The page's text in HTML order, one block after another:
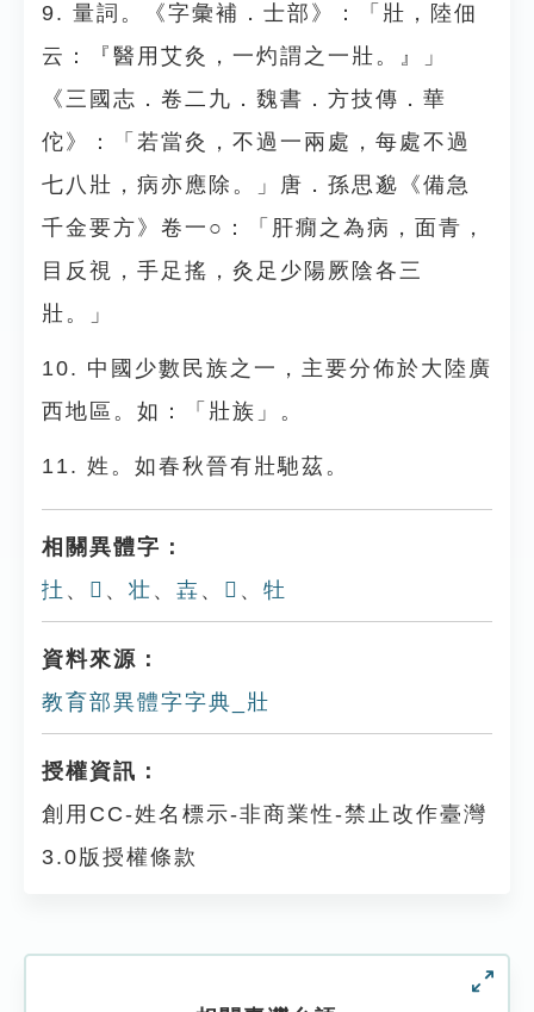
9. 量詞。《字彙補．士部》：「壯，陸佃
云：『醫用艾灸，一灼謂之一壯。』」
《三國志．卷二九．魏書．方技傳．華
佗》：「若當灸，不過一兩處，每處不過
七八壯，病亦應除。」唐．孫思邈《備急
千金要方》卷一○：「肝癇之為病，面青，
目反視，手足搖，灸足少陽厥陰各三
壯。」
10. 中國少數民族之一，主要分佈於大陸廣
西地區。如：「壯族」。
11. 姓。如春秋晉有壯馳茲。
相關異體字：
扗 、 𡉟 、 壮 、 壵 、 𩡽 、 牡
資料來源：
教育部異體字字典_壯
授權資訊：
創用CC-姓名標示-非商業性-禁止改作臺灣
3.0版授權條款